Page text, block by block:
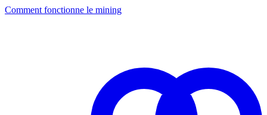
Comment fonctionne le mining